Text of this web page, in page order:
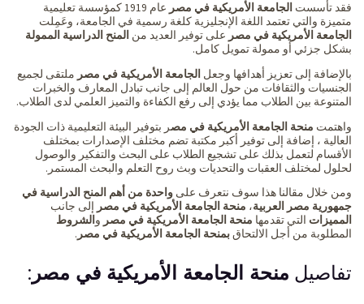
فقد تأسست الجامعة الأمريكية في مصر
عام 1919 كمؤسسة تعليمية
متميزة والتي تعتمد اللغة الإنجليزية كلغة رسمية في الجامعة، وعَمِلت
الجامعة الأمريكية في مصر على توفير العديد من المنح الدراسية الممولة
بشكل جزئي أو ممولة تمويل كامل.
بالإضافة إلى تعزيز أهدافها وجعل الجامعة الأمريكية في مصر ملتقى لجميع
الجنسيات والثقافات من حول العالم إلى جانب تبادل المعارف والخبرات
المتنوعة بين الطلاب مما يؤدي إلى رفع الكفاءة والتميز العلمي لدى الطلاب.
واهتمت منحة الجامعة الأمريكية في مصر بتوفير البيئة التعليمية ذات الجودة
العالية ، إضافة إلى توفير أكبر مكتبة تضم مختلف الإصدارات بمختلف
الأقسام لتعمل بذلك على تشجيع الطلاب على البحث والتفكير والوصول
لحلول لمختلف العقبات والتحديات وبث روح التعلم والبحث المستمر.
ومن خلال مقالنا هذا سوف نتعرف علىواحدة من أهم المنح الدراسية في
جمهورية مصر العربية، منحة الجامعة الأمريكية في مصر إلى جانب
المميزات التي تقدمها منحة الجامعة الأمريكية في مصر و الشروط
المطلوبة من أجل الالتحاقبمنحة الجامعة الأمريكية في مصر .
تفاصيل منحة الجامعة الأمريكية في مصر :